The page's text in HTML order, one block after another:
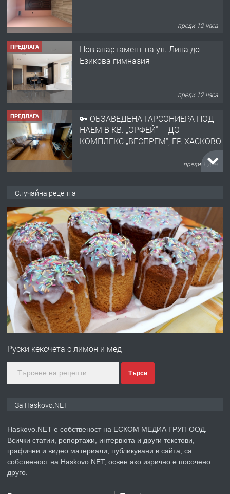
преди 12 часа
ПРЕДЛАГА
Нов апартамент на ул. Липа до
Езикова гимназия
преди 12 часа
ПРЕДЛАГА
🔑 ОБЗАВЕДЕНА ГАРСОНИЕРА ПОД
НАЕМ В КВ. „ОРФЕЙ“ – ДО
КОМПЛЕКС „ВЕСПРЕМ“, ГР. ХАСКОВО
преди 1 ден
АПАРТАМЕНТ В ЦЕНТЪРА НА ГР.
ХАСКОВО
преди 2 дни
ПРЕДЛАГА Давам гараж под наем
преди 2 дни
ПРЕДЛАГА
№4120 Магазин/Офис под наем в кв.
градската градина!
преди 3 дни
ПРЕДЛАГА
Продавам парцел в гр. Хасково кв.
Случайна рецепта
Руски кексчета с лимон и мед
Търси
За Haskovo.NET
Haskovo.NET е собственост на ЕСКОМ МЕДИА ГРУП ООД.
Всички статии, репортажи, интервюта и други текстови,
графични и видео материали, публикувани в сайта, са
собственост на Haskovo.NET, освен ако изрично е посочено
друго.